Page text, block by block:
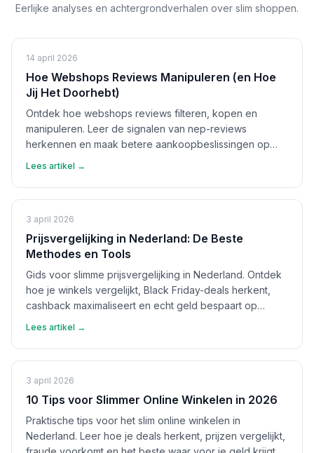
Eerlijke analyses en achtergrondverhalen over slim shoppen.
14 april 2026
Hoe Webshops Reviews Manipuleren (en Hoe
Jij Het Doorhebt)
Ontdek hoe webshops reviews filteren, kopen en
manipuleren. Leer de signalen van nep-reviews
herkennen en maak betere aankoopbeslissingen op
Lees artikel →
3 april 2026
Prijsvergelijking in Nederland: De Beste
Methodes en Tools
Gids voor slimme prijsvergelijking in Nederland. Ontdek
hoe je winkels vergelijkt, Black Friday-deals herkent,
cashback maximaliseert en echt geld bespaart op
Lees artikel →
3 april 2026
10 Tips voor Slimmer Online Winkelen in 2026
Praktische tips voor het slim online winkelen in
Nederland. Leer hoe je deals herkent, prijzen vergelijkt,